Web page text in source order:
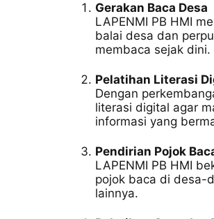
Gerakan Baca Desa
LAPENMI PB HMI
balai desa dan
membaca sejak dini.
Pelatihan Literasi
Dengan
literasi digital agar
informasi yang
Pendirian Pojok
LAPENMI PB HMI
pojok baca di desa-
lainnya.